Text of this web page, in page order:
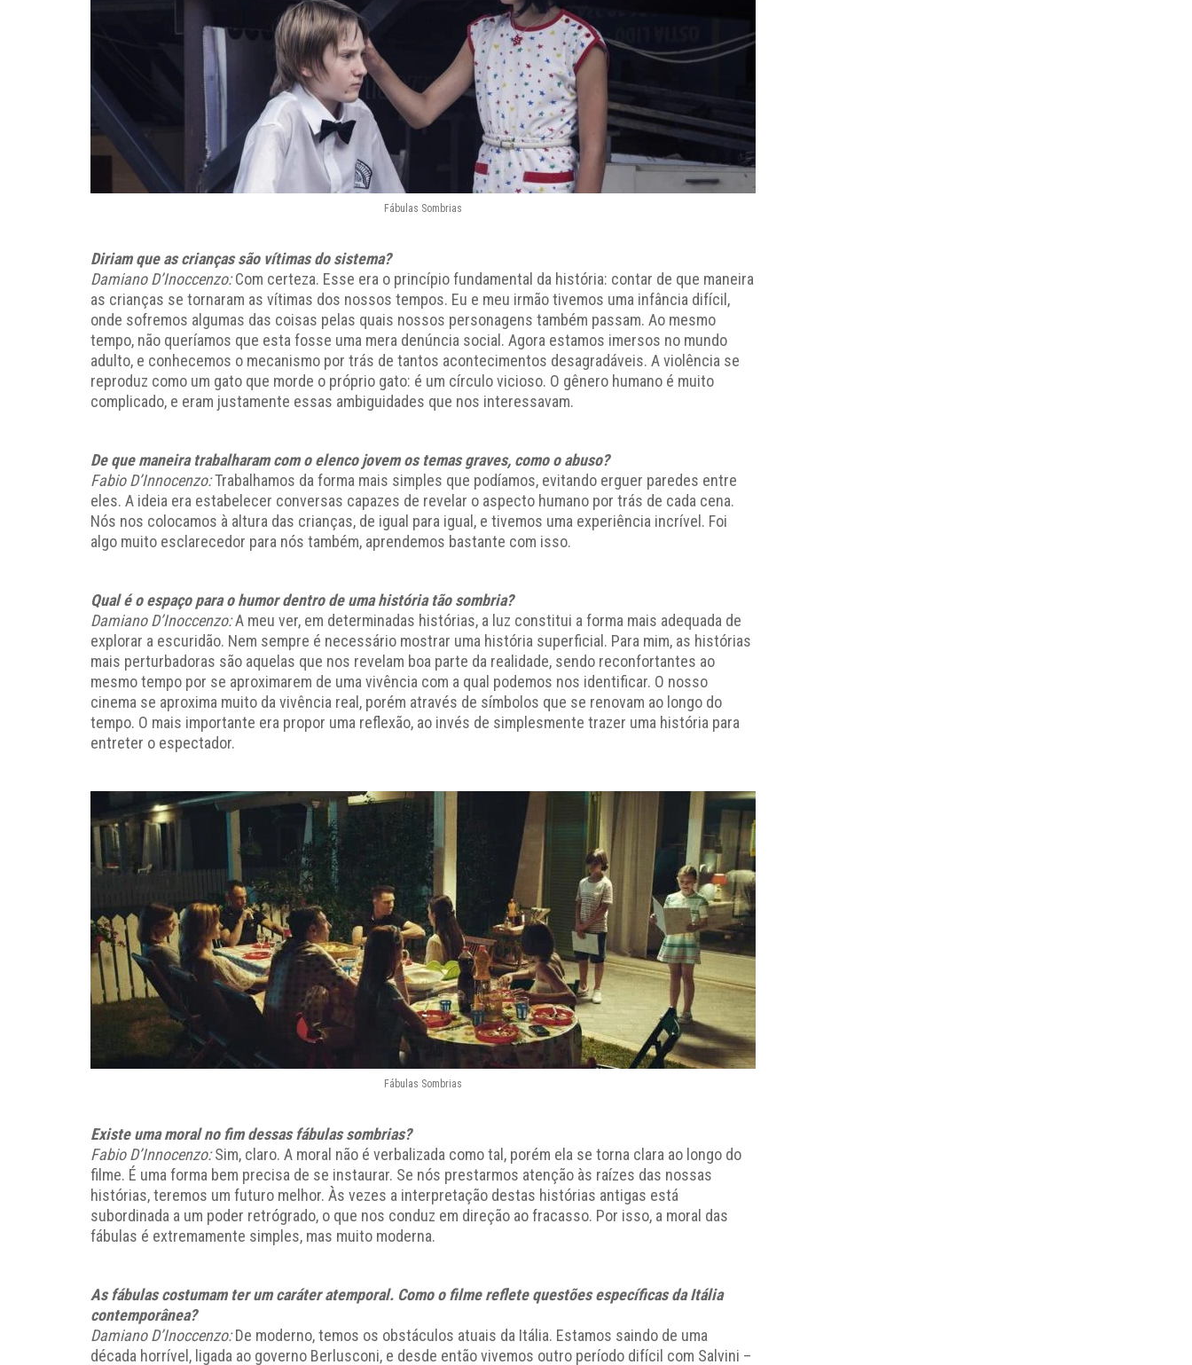
Fábulas Sombrias
Diriam que as crianças são vítimas do sistema?
Damiano D’Inoccenzo:Com certeza. Esse era o princípio fundamental da história: contar de que maneira
as crianças se tornaram as vítimas dos nossos tempos. Eu e meu irmão tivemos uma infância difícil,
onde sofremos algumas das coisas pelas quais nossos personagens também passam. Ao mesmo
tempo, não queríamos que esta fosse uma mera denúncia social. Agora estamos imersos no mundo
adulto, e conhecemos o mecanismo por trás de tantos acontecimentos desagradáveis. A violência se
reproduz como um gato que morde o próprio gato: é um círculo vicioso. O gênero humano é muito
complicado, e eram justamente essas ambiguidades que nos interessavam.
De que maneira trabalharam com o elenco jovem os temas graves, como o abuso?
Fabio D’Innocenzo:Trabalhamos da forma mais simples que podíamos, evitando erguer paredes entre
eles. A ideia era estabelecer conversas capazes de revelar o aspecto humano por trás de cada cena.
Nós nos colocamos à altura das crianças, de igual para igual, e tivemos uma experiência incrível. Foi
algo muito esclarecedor para nós também, aprendemos bastante com isso.
Qual é o espaço para o humor dentro de uma história tão sombria?
Damiano D’Inoccenzo:A meu ver, em determinadas histórias, a luz constitui a forma mais adequada de
explorar a escuridão. Nem sempre é necessário mostrar uma história superficial. Para mim, as histórias
mais perturbadoras são aquelas que nos revelam boa parte da realidade, sendo reconfortantes ao
mesmo tempo por se aproximarem de uma vivência com a qual podemos nos identificar. O nosso
cinema se aproxima muito da vivência real, porém através de símbolos que se renovam ao longo do
tempo. O mais importante era propor uma reflexão, ao invés de simplesmente trazer uma história para
entreter o espectador.
Fábulas Sombrias
Existe uma moral no fim dessas fábulas sombrias?
Fabio D’Innocenzo:Sim, claro. A moral não é verbalizada como tal, porém ela se torna clara ao longo do
filme. É uma forma bem precisa de se instaurar. Se nós prestarmos atenção às raízes das nossas
histórias, teremos um futuro melhor. Às vezes a interpretação destas histórias antigas está
subordinada a um poder retrógrado, o que nos conduz em direção ao fracasso. Por isso, a moral das
fábulas é extremamente simples, mas muito moderna.
As fábulas costumam ter um caráter atemporal. Como o filme reflete questões específicas da Itália
contemporânea?
Damiano D’Inoccenzo:De moderno, temos os obstáculos atuais da Itália. Estamos saindo de uma
década horrível, ligada ao governo Berlusconi, e desde então vivemos outro período difícil com Salvini –